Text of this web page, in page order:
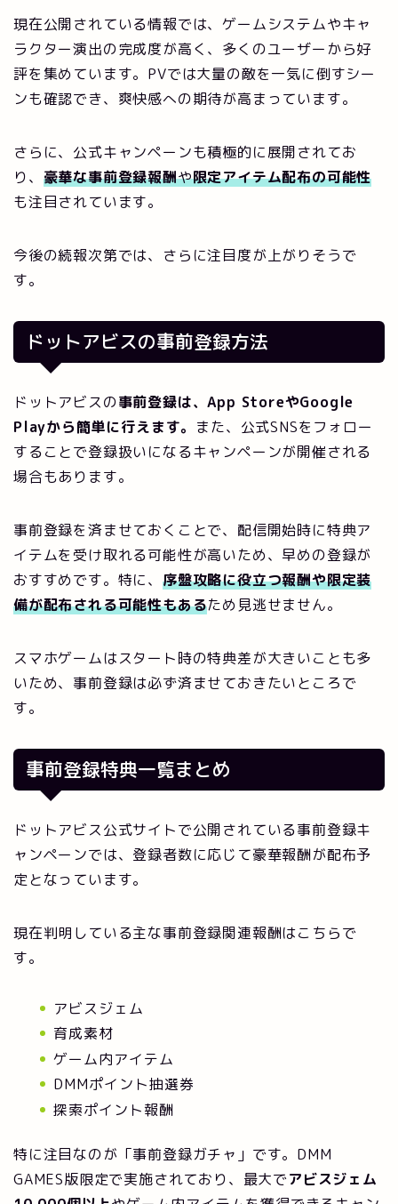
現在公開されている情報では、ゲームシステムやキャ
ラクター演出の完成度が高く、多くのユーザーから好
評を集めています。PVでは大量の敵を一気に倒すシー
ンも確認でき、爽快感への期待が高まっています。
さらに、公式キャンペーンも積極的に展開されてお
り、 豪華な事前登録報酬や限定アイテム配布の可能性
も注目されています。
今後の続報次第では、さらに注目度が上がりそうで
す。
ドットアビスの事前登録方法
ドットアビスの事前登録は、App StoreやGoogle
Playから簡単に行えます。 また、公式SNSをフォロー
することで登録扱いになるキャンペーンが開催される
場合もあります。
事前登録を済ませておくことで、配信開始時に特典ア
イテムを受け取れる可能性が高いため、早めの登録が
おすすめです。特に、 序盤攻略に役立つ報酬や限定装
備が配布される可能性もあるため見逃せません。
スマホゲームはスタート時の特典差が大きいことも多
いため、事前登録は必ず済ませておきたいところで
す。
事前登録特典一覧まとめ
ドットアビス公式サイトで公開されている事前登録キ
ャンペーンでは、登録者数に応じて豪華報酬が配布予
定となっています。
現在判明している主な事前登録関連報酬はこちらで
す。
アビスジェム
育成素材
ゲーム内アイテム
DMMポイント抽選券
探索ポイント報酬
特に注目なのが「事前登録ガチャ」です。DMM
GAMES版限定で実施されており、最大でアビスジェム